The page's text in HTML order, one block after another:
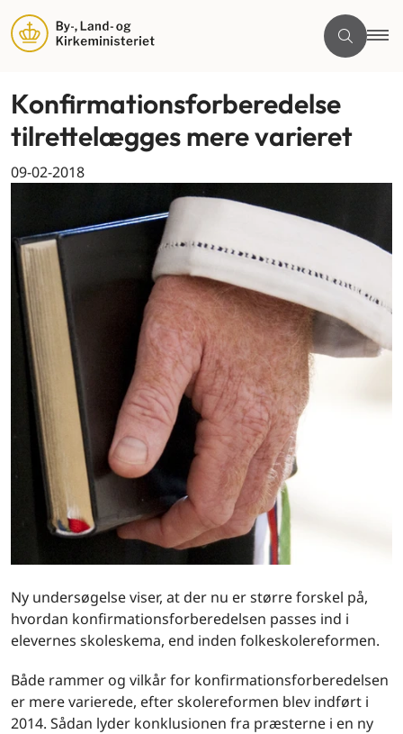
Konfirmationsforberedelse
tilrettelægges mere varieret
09-02-2018
Ny undersøgelse viser, at der nu er større forskel på,
hvordan konfirmationsforberedelsen passes ind i
elevernes skoleskema, end inden folkeskolereformen.
Både rammer og vilkår for konfirmationsforberedelsen
er mere varierede, efter skolereformen blev indført i
2014. Sådan lyder konklusionen fra præsterne i en ny